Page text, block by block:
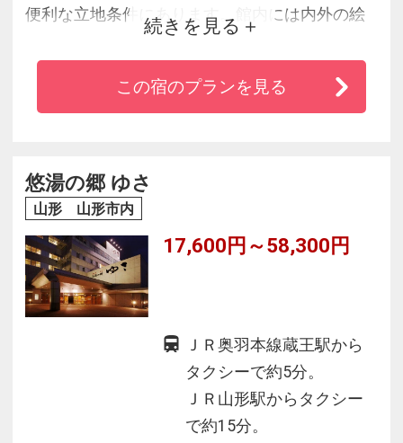
便利な立地条件にあります。館内には内外の絵
画や彫刻など多数の美術品を展示し「山形グラ
ンド美術館」として公開しています。
続きを見る
この宿のプランを見る
悠湯の郷 ゆさ
山形 山形市内
17,600円～58,300円
ＪＲ奥羽本線蔵王駅から
タクシーで約5分。
ＪＲ山形駅からタクシー
で約15分。